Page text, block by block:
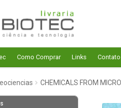
Como Comprar Links Contato
CHEMICALS FROM